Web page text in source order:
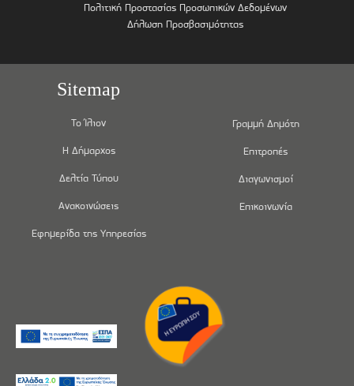
Πολιτική Προστασίας Προσωπικών Δεδομένων
Δήλωση Προσβασιμότητας
Sitemap
Το Ίλιον
Η Δήμαρχος
Δελτία Τύπου
Ανακοινώσεις
Εφημερίδα της Υπηρεσίας
Γραμμή Δημότη
Επιτροπές
Διαγωνισμοί
Επικοινωνία